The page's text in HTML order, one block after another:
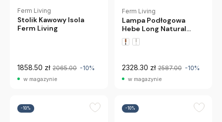
Ferm Living
Stolik Kawowy Isola
Ferm Living
1858.50 zł 2065.00 -10%
w magazynie
Ferm Living
Lampa Podłogowa
Hebe Long Natural
Black Base Ferm Living
2328.30 zł 2587.00 -10%
w magazynie
-10% -10%